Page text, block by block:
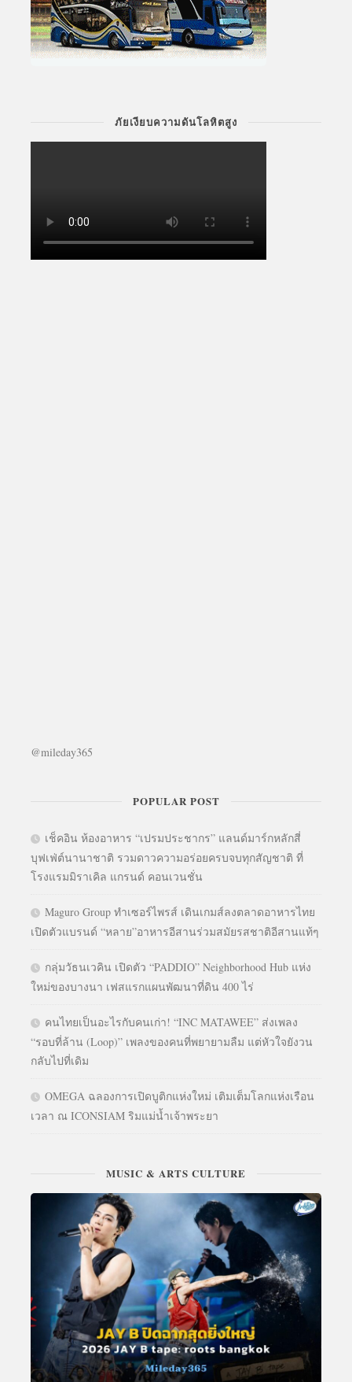
ภัยเงียบความดันโลหิตสูง
@mileday365
POPULAR POST
เช็คอิน ห้องอาหาร “เปรมประชากร” แลนด์มาร์กหลักสี่
บุฟเฟ่ต์นานาชาติ รวมดาวความอร่อยครบจบทุกสัญชาติ ที่
โรงแรมมิราเคิล แกรนด์ คอนเวนชั่น
Maguro Group ทำเซอร์ไพรส์ เดินเกมส์ลงตลาดอาหารไทย
เปิดตัวแบรนด์ “หลาย”อาหารอีสานร่วมสมัยรสชาติอีสานแท้ๆ
กลุ่มวัธนเวคิน เปิดตัว “PADDIO” Neighborhood Hub แห่ง
ใหม่ของบางนา เฟสแรกแผนพัฒนาที่ดิน 400 ไร่
คนไทยเป็นอะไรกับคนเก่า! “INC MATAWEE” ส่งเพลง
“รอบที่ล้าน (Loop)” เพลงของคนที่พยายามลืม แต่หัวใจยังวน
กลับไปที่เดิม
OMEGA ฉลองการเปิดบูติกแห่งใหม่ เติมเต็มโลกแห่งเรือน
เวลา ณ ICONSIAM ริมแม่น้ำเจ้าพระยา
MUSIC & ARTS CULTURE